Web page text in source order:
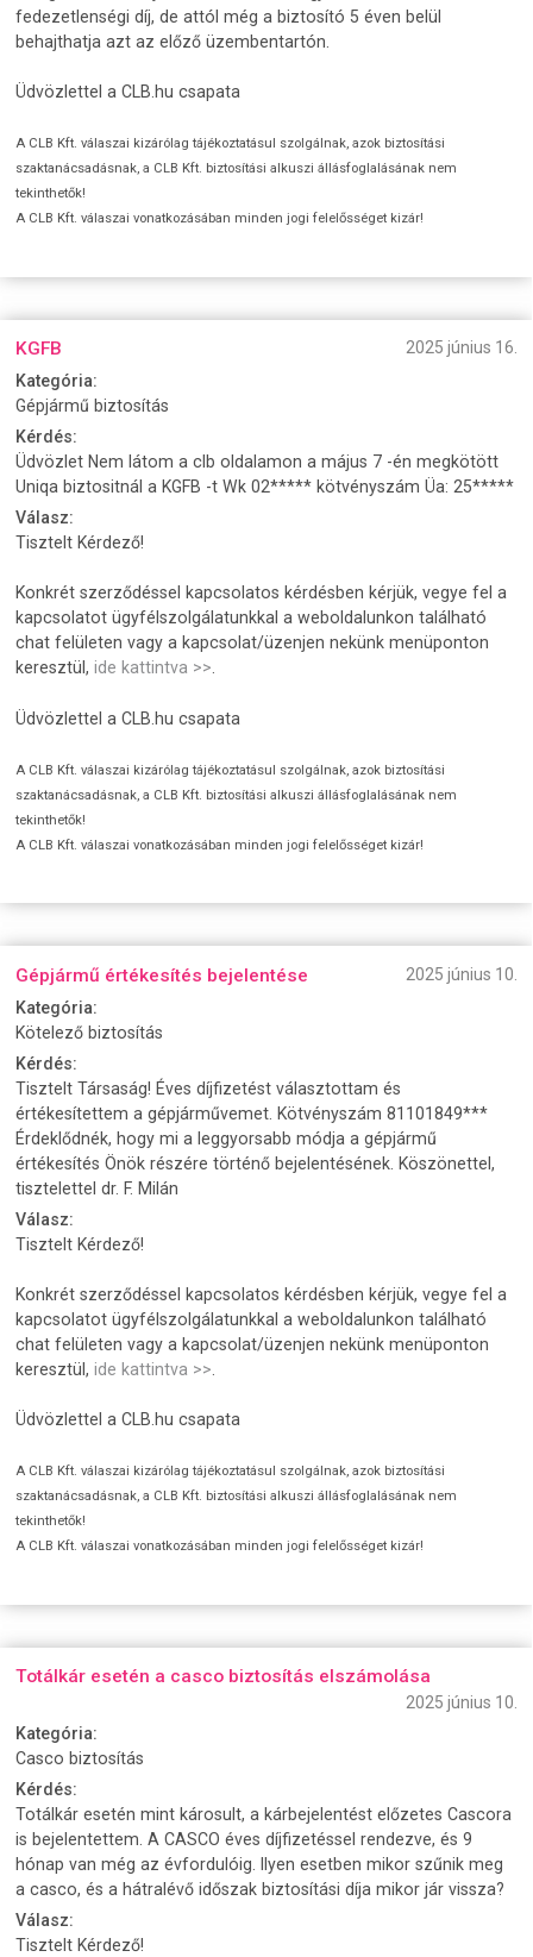
fedezetlenségi díj, de attól még a biztosító 5 éven belül
behajthatja azt az előző üzembentartón.
Üdvözlettel a CLB.hu csapata
A CLB Kft. válaszai kizárólag tájékoztatásul szolgálnak, azok biztosítási
szaktanácsadásnak, a CLB Kft. biztosítási alkuszi állásfoglalásának nem
tekinthetők!
A CLB Kft. válaszai vonatkozásában minden jogi felelősséget kizár!
KGFB
2025 június 16.
Kategória:
Gépjármű biztosítás
Kérdés:
Üdvözlet Nem látom a clb oldalamon a május 7 -én megkötött
Uniqa biztositnál a KGFB -t Wk 02***** kötvényszám Üa: 25*****
Válasz:
Tisztelt Kérdező!
Konkrét szerződéssel kapcsolatos kérdésben kérjük, vegye fel a
kapcsolatot ügyfélszolgálatunkkal a weboldalunkon található
chat felületen vagy a kapcsolat/üzenjen nekünk menüponton
keresztül,ide kattintva >>.
Üdvözlettel a CLB.hu csapata
A CLB Kft. válaszai kizárólag tájékoztatásul szolgálnak, azok biztosítási
szaktanácsadásnak, a CLB Kft. biztosítási alkuszi állásfoglalásának nem
tekinthetők!
A CLB Kft. válaszai vonatkozásában minden jogi felelősséget kizár!
Gépjármű értékesítés bejelentése
2025 június 10.
Kategória:
Kötelező biztosítás
Kérdés:
Tisztelt Társaság! Éves díjfizetést választottam és
értékesítettem a gépjárművemet. Kötvényszám 81101849***
Érdeklődnék, hogy mi a leggyorsabb módja a gépjármű
értékesítés Önök részére történő bejelentésének. Köszönettel,
tisztelettel dr. F. Milán
Válasz:
Tisztelt Kérdező!
Konkrét szerződéssel kapcsolatos kérdésben kérjük, vegye fel a
kapcsolatot ügyfélszolgálatunkkal a weboldalunkon található
chat felületen vagy a kapcsolat/üzenjen nekünk menüponton
keresztül,ide kattintva >>
Üdvözlettel a CLB.hu csapata
A CLB Kft. válaszai kizárólag tájékoztatásul szolgálnak, azok biztosítási
szaktanácsadásnak, a CLB Kft. biztosítási alkuszi állásfoglalásának nem
tekinthetők!
A CLB Kft. válaszai vonatkozásában minden jogi felelősséget kizár!
Totálkár esetén a casco biztosítás elszámolása
2025 június 10.
Kategória:
Casco biztosítás
Kérdés:
Totálkár esetén mint károsult, a kárbejelentést előzetes Cascora
is bejelentettem. A CASCO éves díjfizetéssel rendezve, és 9
hónap van még az évfordulóig. Ilyen esetben mikor szűnik meg
a casco, és a hátralévő időszak biztosítási díja mikor jár vissza?
Válasz:
Tisztelt Kérdező!